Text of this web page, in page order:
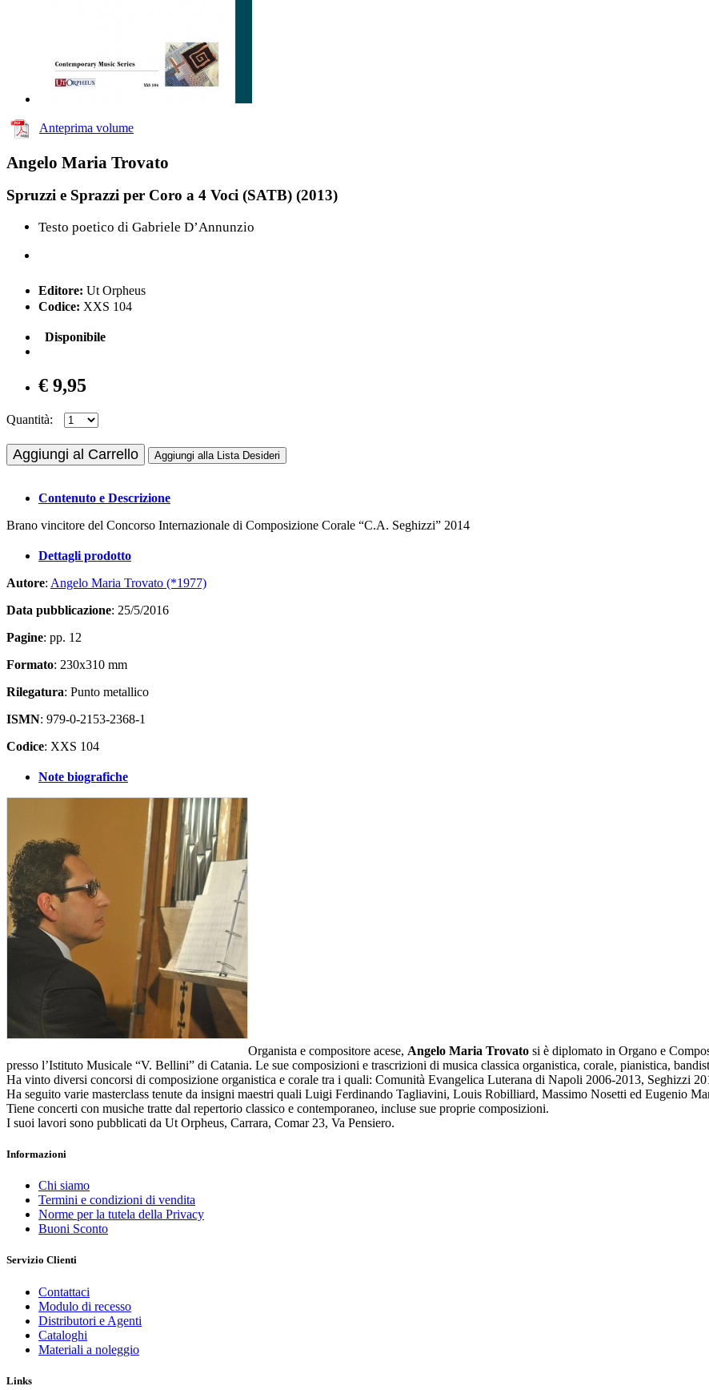
Anteprima volume
Angelo Maria Trovato
Spruzzi e Sprazzi per Coro a 4 Voci (SATB) (2013)
Testo poetico di Gabriele D’Annunzio
Editore: Ut Orpheus
Codice: XXS 104
Disponibile
€ 9,95
Quantità:
Aggiungi al Carrello Aggiungi alla Lista Desideri
Contenuto e Descrizione
Brano vincitore del Concorso Internazionale di Composizione Corale “C.A. Seghizzi” 2014
Dettagli prodotto
Autore: Angelo Maria Trovato (*1977)
Data pubblicazione: 25/5/2016
Pagine: pp. 12
Formato: 230x310 mm
Rilegatura: Punto metallico
ISMN: 979-0-2153-2368-1
Codice: XXS 104
Note biografiche
Organista e compositore acese, Angelo Maria Trovato si è diplomato in Organo e
presso l’Istituto Musicale “V. Bellini” di Catania. Le sue composizioni e trascrizioni di musica classica organistica, corale, pianistica,
Ha vinto diversi concorsi di composizione organistica e corale tra i quali: Comunità Evangelica Luterana di Napoli 2006-2013, Seghizzi
Ha seguito varie masterclass tenute da insigni maestri quali Luigi Ferdinando Tagliavini, Louis Robilliard, Massimo Nosetti ed Eugenio
Tiene concerti con musiche tratte dal repertorio classico e contemporaneo, incluse sue proprie composizioni.
I suoi lavori sono pubblicati da Ut Orpheus, Carrara, Comar 23, Va Pensiero.
Informazioni
Chi siamo
Termini e condizioni di vendita
Norme per la tutela della Privacy
Buoni Sconto
Servizio Clienti
Contattaci
Modulo di recesso
Distributori e Agenti
Cataloghi
Materiali a noleggio
Links